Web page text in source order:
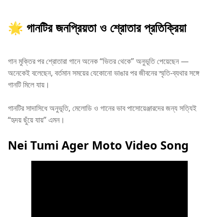
🌟 গানটির জনপ্রিয়তা ও শ্রোতার প্রতিক্রিয়া
গান মুক্তির পর শ্রোতারা গানে অনেক “ভিতর থেকে” অনুভূতি পেয়েছেন —
অনেকেই বলেছেন, বর্তমান সময়ের যেকোনো ভাঙার পর জীবনের স্মৃতি-ব্যথার সঙ্গে
গানটি মিলে যায়।
গানটির সাদাসিধে অনুভূতি, মেলোডি ও গানের ভাব পাসোয়েঞ্জারদের জন্য সত্যিই
“হৃদয় ছুঁয়ে যায়” এমন।
Nei Tumi Ager Moto Video Song